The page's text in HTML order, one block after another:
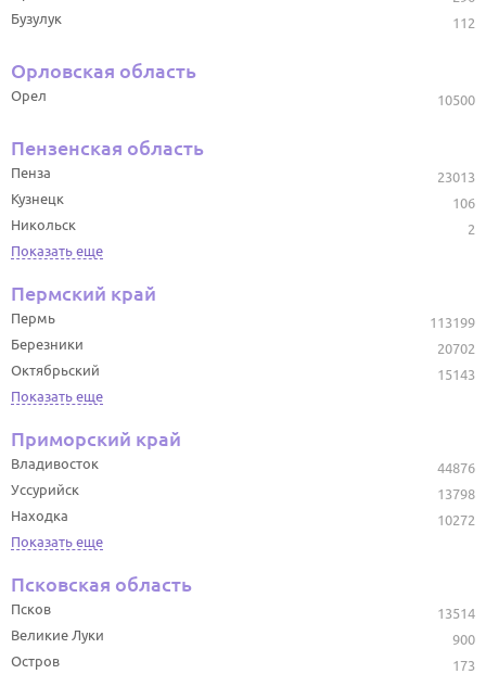
112
Бузулук
Орловская область
10500
Орел
Пензенская область
23013
Пенза
106
Кузнецк
2
Никольск
Показать еще
Пермский край
113199
Пермь
20702
Березники
15143
Октябрьский
Показать еще
Приморский край
44876
Владивосток
13798
Уссурийск
10272
Находка
Показать еще
Псковская область
13514
Псков
900
Великие Луки
173
Остров